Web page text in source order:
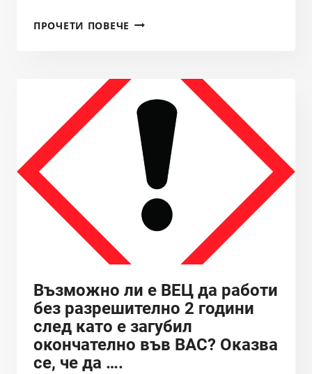
ПРОЧЕТИ ПОВЕЧЕ ОТКРИВАНЕ
НА
РЕКА
ЗЛАТНА
ПАНЕГА
Възможно ли е ВЕЦ да работи
без разрешително 2 години
след като е загубил
окончателно във ВАС? Оказва
се, че да ….